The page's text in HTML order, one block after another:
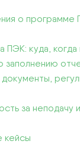
о программе
ПЭК: куда,
заполнению
за неподачу
кейсы